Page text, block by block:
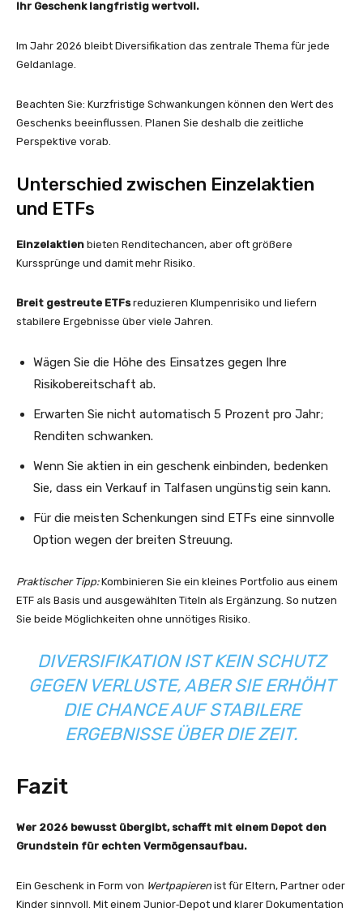
Ihr Geschenk langfristig wertvoll.
Im Jahr 2026 bleibt Diversifikation das zentrale Thema für jede
Geldanlage.
Beachten Sie: Kurzfristige Schwankungen können den Wert des
Geschenks beeinflussen. Planen Sie deshalb die zeitliche
Perspektive vorab.
Unterschied zwischen Einzelaktien
und ETFs
Einzelaktien bieten Renditechancen, aber oft größere
Kurssprünge und damit mehr Risiko.
Breit gestreute ETFsreduzieren Klumpenrisiko und liefern
stabilere Ergebnisse über viele Jahren.
Wägen Sie die Höhe des Einsatzes gegen Ihre
Risikobereitschaft ab.
Erwarten Sie nicht automatisch 5 Prozent pro Jahr;
Renditen schwanken.
Wenn Sie aktien in ein geschenk einbinden, bedenken
Sie, dass ein Verkauf in Talfasen ungünstig sein kann.
Für die meisten Schenkungen sind ETFs eine sinnvolle
Option wegen der breiten Streuung.
Praktischer Tipp:Kombinieren Sie ein kleines Portfolio aus einem
ETF als Basis und ausgewählten Titeln als Ergänzung. So nutzen
Sie beide Möglichkeiten ohne unnötiges Risiko.
DIVERSIFIKATION IST KEIN SCHUTZ
GEGEN VERLUSTE, ABER SIE ERHÖHT
DIE CHANCE AUF STABILERE
ERGEBNISSE ÜBER DIE ZEIT.
Fazit
Wer 2026 bewusst übergibt, schafft mit einem Depot den
Grundstein für echten Vermögensaufbau.
Ein Geschenk in Form von Wertpapieren ist für Eltern, Partner oder
Kinder sinnvoll. Mit einem Junior‑Depot und klarer Dokumentation